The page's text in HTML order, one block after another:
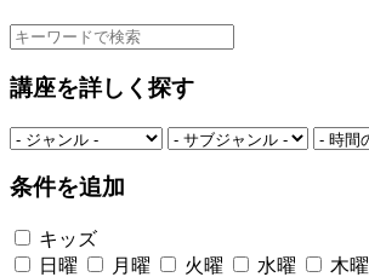
講座を詳しく探す
条件を追加
キッズ
日曜
月曜 火曜 水曜 木曜